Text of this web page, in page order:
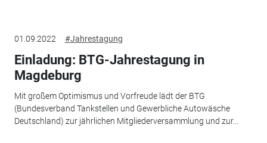
01.09.2022 #Jahrestagung
Einladung: BTG-Jahrestagung in
Magdeburg
Mit großem Optimismus und Vorfreude lädt der BTG
(Bundesverband Tankstellen und Gewerbliche Autowäsche
Deutschland) zur jährlichen Mitgliederversammlung und zur...